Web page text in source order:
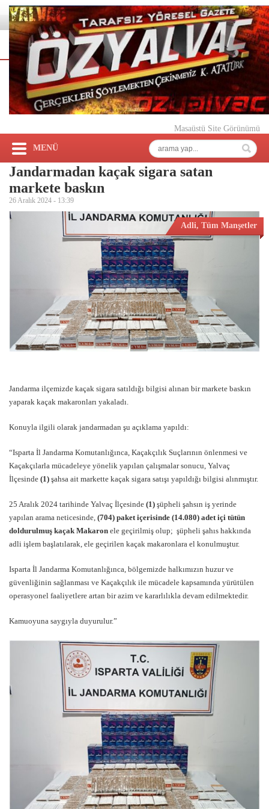
Masaüstü Site Görünümü
MENÜ
Jandarmadan kaçak sigara satan
markete baskın
26 Aralık 2024 - 13:39
Adli, Tüm Manşetler
Jandarma ilçemizde kaçak sigara satıldığı bilgisi alınan bir markete baskın
yaparak kaçak makaronları yakaladı.
Konuyla ilgili olarak jandarmadan şu açıklama yapıldı:
“Isparta İl Jandarma Komutanlığınca, Kaçakçılık Suçlarının önlenmesi ve
Kaçakçılarla mücadeleye yönelik yapılan çalışmalar sonucu, Yalvaç
İlçesinde (1) şahsa ait markette kaçak sigara satışı yapıldığı bilgisi alınmıştır.
25 Aralık 2024 tarihinde Yalvaç İlçesinde (1) şüpheli şahsın iş yerinde
yapılan arama neticesinde, (704) paket içerisinde (14.080) adet içi tütün
doldurulmuş kaçak Makaron ele geçirilmiş olup; şüpheli şahıs hakkında
adli işlem başlatılarak, ele geçirilen kaçak makaronlara el konulmuştur.
Isparta İl Jandarma Komutanlığınca, bölgemizde halkımızın huzur ve
güvenliğinin sağlanması ve Kaçakçılık ile mücadele kapsamında yürütülen
operasyonel faaliyetlere artan bir azim ve kararlılıkla devam edilmektedir.
Kamuoyuna saygıyla duyurulur.”